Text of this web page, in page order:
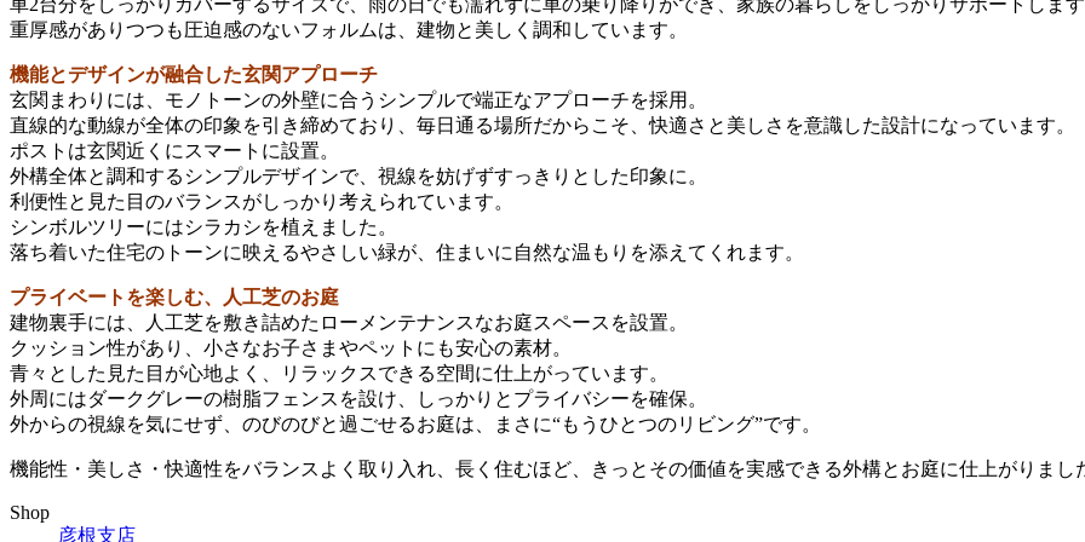
車2台分をしっかりカバーするサイズで、雨の日でも濡れずに車の乗り降りができ、家族の暮らしをしっかりサポートします
重厚感がありつつも圧迫感のないフォルムは、建物と美しく調和しています。
機能とデザインが融合した玄関アプローチ
玄関まわりには、モノトーンの外壁に合うシンプルで端正なアプローチを採用。
直線的な動線が全体の印象を引き締めており、毎日通る場所だからこそ、快適さと美しさを意識した設計になっています。
ポストは玄関近くにスマートに設置。
外構全体と調和するシンプルデザインで、視線を妨げずすっきりとした印象に。
利便性と見た目のバランスがしっかり考えられています。
シンボルツリーにはシラカシを植えました。
落ち着いた住宅のトーンに映えるやさしい緑が、住まいに自然な温もりを添えてくれます。
プライベートを楽しむ、人工芝のお庭
建物裏手には、人工芝を敷き詰めたローメンテナンスなお庭スペースを設置。
クッション性があり、小さなお子さまやペットにも安心の素材。
青々とした見た目が心地よく、リラックスできる空間に仕上がっています。
外周にはダークグレーの樹脂フェンスを設け、しっかりとプライバシーを確保。
外からの視線を気にせず、のびのびと過ごせるお庭は、まさに“もうひとつのリビング”です。
機能性・美しさ・快適性をバランスよく取り入れ、長く住むほど、きっとその価値を実感できる外構とお庭に仕上がりまし
Shop
彦根支店